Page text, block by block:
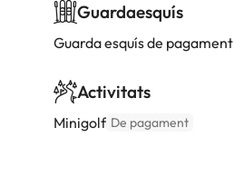
Guardaesquís
Guarda esquís de pagament
Activitats
Minigolf De pagament